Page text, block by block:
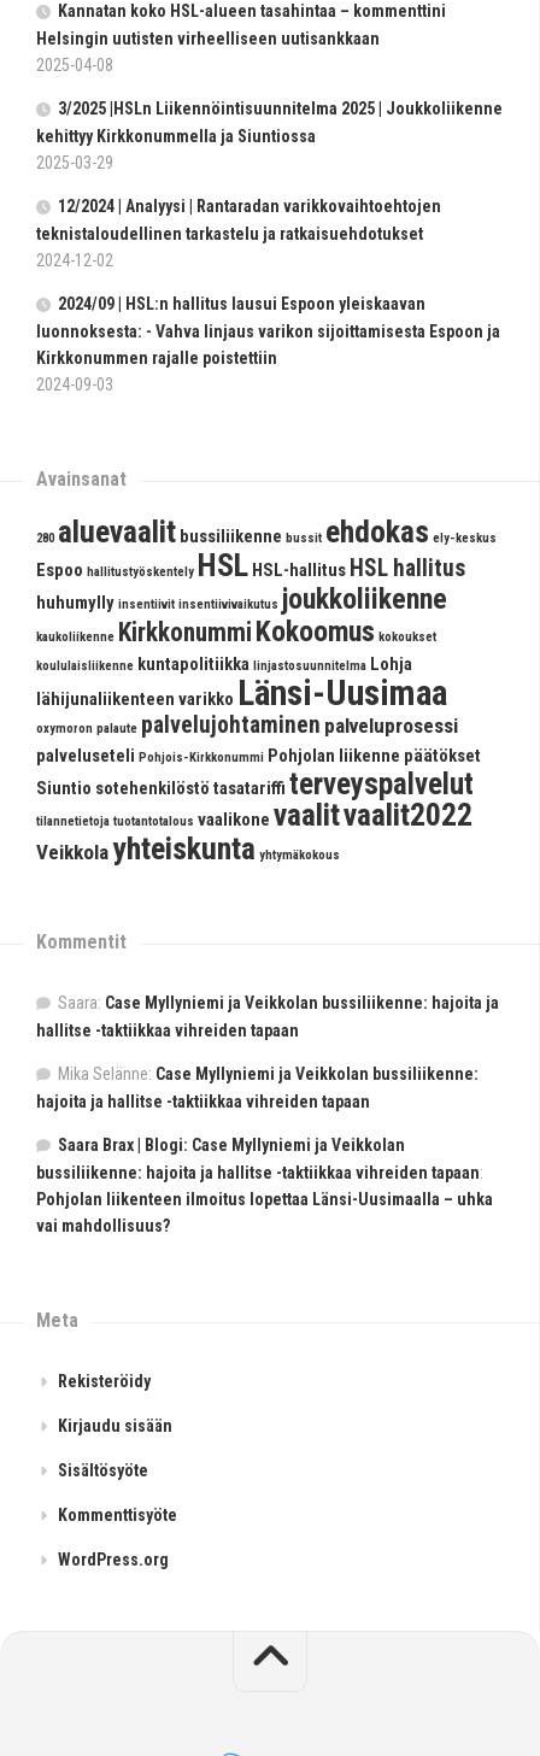
Kannatan koko HSL-alueen tasahintaa – kommenttini
Helsingin uutisten virheelliseen uutisankkaan
2025-04-08
3/2025 |HSLn Liikennöintisuunnitelma 2025 | Joukkoliikenne
kehittyy Kirkkonummella ja Siuntiossa
2025-03-29
12/2024 | Analyysi | Rantaradan varikkovaihtoehtojen
teknistaloudellinen tarkastelu ja ratkaisuehdotukset
2024-12-02
2024/09 | HSL:n hallitus lausui Espoon yleiskaavan
luonnoksesta: - Vahva linjaus varikon sijoit­ta­mi­sesta Espoon ja
Kirkkonummen rajalle poistettiin
2024-09-03
Avainsanat
280 aluevaalit bussiliikenne bussit ehdokas ely-keskus
Espoo hallitustyöskentely HSL HSL-hallitus HSL hallitus
huhumylly insentiivit insentiivivaikutus joukkoliikenne
kaukoliikenne Kirkkonummi Kokoomus kokoukset
koululaisliikenne kuntapolitiikka linjastosuunnitelma Lohja
lähijunaliikenteen varikko Länsi-Uusimaa
oxymoron palaute palvelujohtaminen palveluprosessi
palveluseteli Pohjois-Kirkkonummi Pohjolan liikenne päätökset
Siuntio sotehenkilöstö tasatariffi terveyspalvelut
tilannetietoja tuotantotalous vaalikone vaalitvaalit2022
Veikkolayhteiskunta yhtymäkokous
Kommentit
Saara: Case Myllyniemi ja Veikkolan bussiliikenne: hajoita ja
hallitse -taktiikkaa vihreiden tapaan
Mika Selänne: Case Myllyniemi ja Veikkolan bussiliikenne:
hajoita ja hallitse -taktiikkaa vihreiden tapaan
Saara Brax | Blogi: Case Myllyniemi ja Veikkolan
bussiliikenne: hajoita ja hallitse -taktiikkaa vihreiden tapaan:
Pohjolan liikenteen ilmoitus lopettaa Länsi-Uusimaalla – uhka
vai mahdollisuus?
Meta
Rekisteröidy
Kirjaudu sisään
Sisältösyöte
Kommenttisyöte
WordPress.org